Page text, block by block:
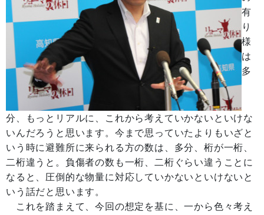
有
り
様
は
多
分、もっとリアルに、これから考えていかないといけな
いんだろうと思います。今まで思っていたよりもいざと
いう時に避難所に来られる方の数は、多分、桁が一桁、
二桁違うと。負傷者の数も一桁、二桁ぐらい違うことに
なると、圧倒的な物量に対応していかないといけないと
いう話だと思います。
これを踏まえて、今回の想定を基に、一から色々考え